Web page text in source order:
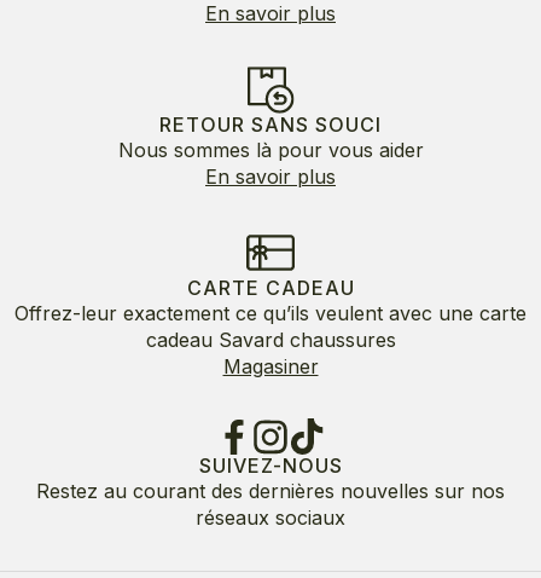
En savoir plus
RETOUR SANS SOUCI
Nous sommes là pour vous aider
En savoir plus
CARTE CADEAU
Offrez-leur exactement ce qu’ils veulent avec une carte
cadeau Savard chaussures
Magasiner
SUIVEZ-NOUS
Restez au courant des dernières nouvelles sur nos
réseaux sociaux